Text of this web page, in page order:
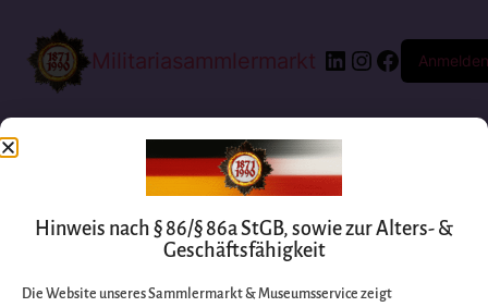
Militariasammlermarkt Anmelden
Hinweis nach § 86/§ 86a StGB, sowie zur Alters- &
Geschäftsfähigkeit
Die Website unseres Sammlermarkt & Museumsservice zeigt